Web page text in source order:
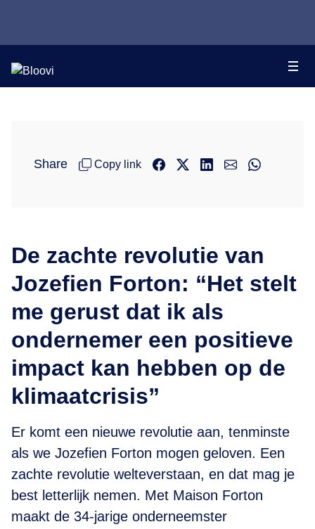
Share Copy link
De zachte revolutie van
Jozefien Forton: “Het stelt
me gerust dat ik als
ondernemer een positieve
impact kan hebben op de
klimaatcrisis”
Er komt een nieuwe revolutie aan, tenminste
als we Jozefien Forton mogen geloven. Een
zachte revolutie welteverstaan, en dat mag je
best letterlijk nemen. Met Maison Forton
maakt de 34-jarige onderneemster